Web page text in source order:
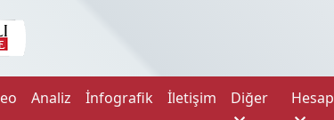
Analiz İnfografik İletişim Diğer Hesap